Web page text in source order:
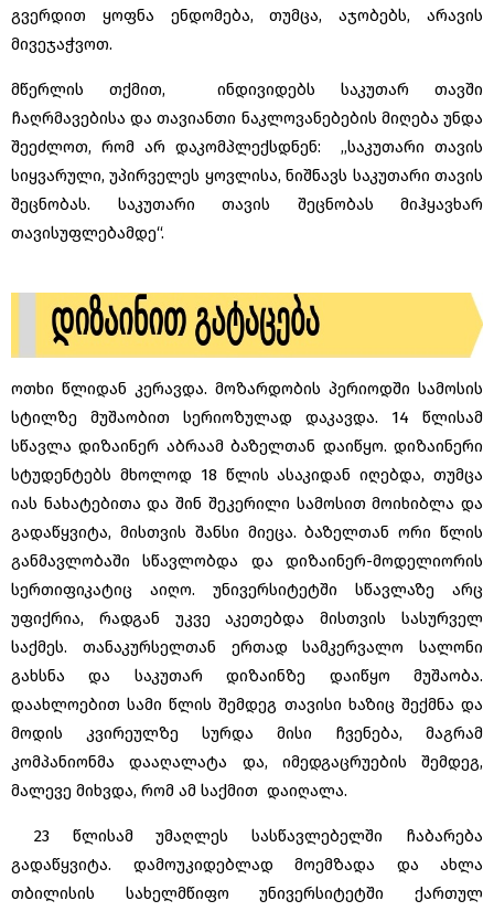
გვერდით ყოფნა ენდომება, თუმცა, აჯობებს, არავის
მივეჯაჭვოთ.
მწერლის თქმით, ინდივიდებს საკუთარ თავში
ჩაღრმავებისა და თავიანთი ნაკლოვანებების მიღება უნდა
შეეძლოთ, რომ არ დაკომპლექსდნენ: ,,საკუთარი თავის
სიყვარული, უპირველეს ყოვლისა, ნიშნავს საკუთარი თავის
შეცნობას. საკუთარი თავის შეცნობას მიჰყავხარ
თავისუფლებამდე“.
ოთხი წლიდან კერავდა. მოზარდობის პერიოდში სამოსის
სტილზე მუშაობით სერიოზულად დაკავდა. 14 წლისამ
სწავლა დიზაინერ აბრაამ ბაზელთან დაიწყო. დიზაინერი
სტუდენტებს მხოლოდ 18 წლის ასაკიდან იღებდა, თუმცა
იას ნახატებითა და შინ შეკერილი სამოსით მოიხიბლა და
გადაწყვიტა, მისთვის შანსი მიეცა. ბაზელთან ორი წლის
განმავლობაში სწავლობდა და დიზაინერ-მოდელიორის
სერთიფიკატიც აიღო. უნივერსიტეტში სწავლაზე არც
უფიქრია, რადგან უკვე აკეთებდა მისთვის სასურველ
საქმეს. თანაკურსელთან ერთად სამკერვალო სალონი
გახსნა და საკუთარ დიზაინზე დაიწყო მუშაობა.
დაახლოებით სამი წლის შემდეგ თავისი ხაზიც შექმნა და
მოდის კვირეულზე სურდა მისი ჩვენება, მაგრამ
კომპანიონმა დააღალატა და, იმედგაცრუების შემდეგ,
მალევე მიხვდა, რომ ამ საქმით დაიღალა.
23 წლისამ უმაღლეს სასწავლებელში ჩაბარება
გადაწყვიტა. დამოუკიდებლად მოემზადა და ახლა
თბილისის სახელმწიფო უნივერსიტეტში ქართულ